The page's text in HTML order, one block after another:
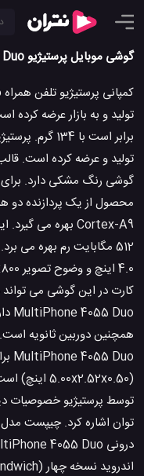
گوشی موبایل پرستیژیو MultiPhone 4055 Duo
برابر است با
گوشی رنگ مشکی دارد. برای
512 مگابایت رم بهره
کارت در این گوشی می تواند
توسط پرستیژیو خصوصیات